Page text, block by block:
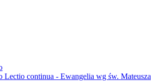
Lectio continua - Ewangelia wg św. Mateusza